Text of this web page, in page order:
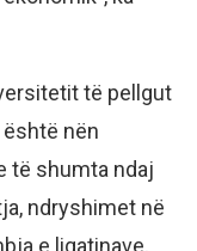
të pellgut
nën
të shumta ndaj
ndryshimet në
e ligatinave,